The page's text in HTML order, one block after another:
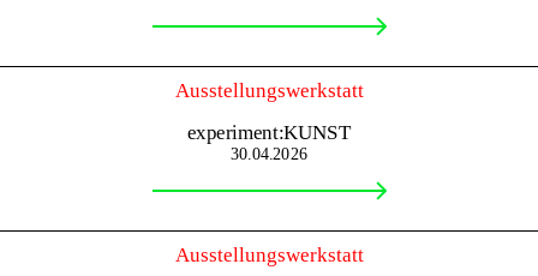
Ausstellungswerkstatt
experiment:KUNST
30.04.2026
Ausstellungswerkstatt